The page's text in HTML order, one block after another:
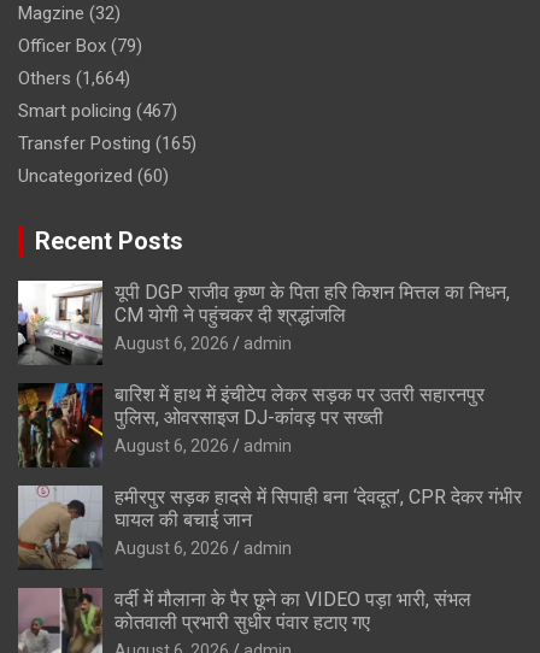
Magzine (32)
Officer Box (79)
Others (1,664)
Smart policing (467)
Transfer Posting (165)
Uncategorized (60)
Recent Posts
यूपी DGP राजीव कृष्ण के पिता हरि किशन मित्तल का निधन,
CM योगी ने पहुंचकर दी श्रद्धांजलि
August 6, 2026 admin
बारिश में हाथ में इंचीटेप लेकर सड़क पर उतरी सहारनपुर
पुलिस, ओवरसाइज DJ-कांवड़ पर सख्ती
August 6, 2026 admin
हमीरपुर सड़क हादसे में सिपाही बना ‘देवदूत’, CPR देकर गंभीर
घायल की बचाई जान
August 6, 2026 admin
वर्दी में मौलाना के पैर छूने का VIDEO पड़ा भारी, संभल
कोतवाली प्रभारी सुधीर पंवार हटाए गए